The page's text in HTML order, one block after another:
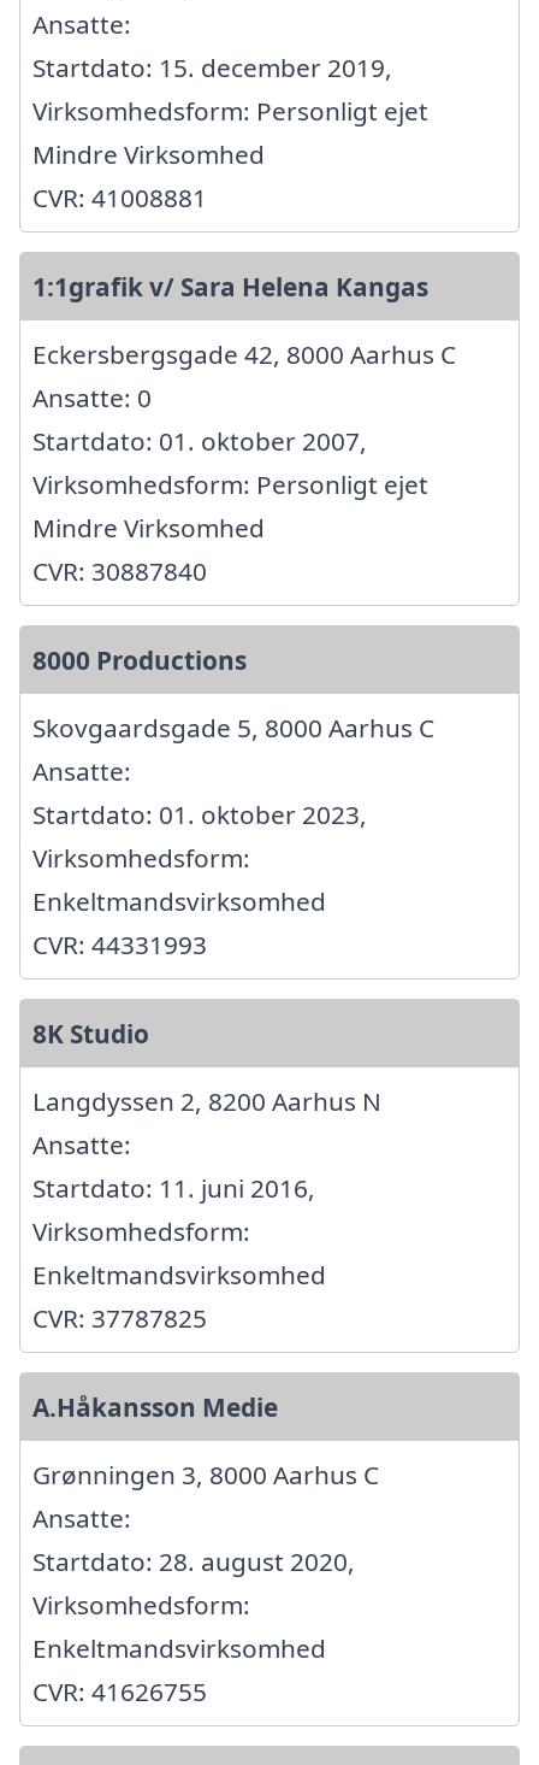
Ansatte:
Startdato: 15. december 2019,
Virksomhedsform: Personligt ejet
Mindre Virksomhed
CVR: 41008881
1:1grafik v/ Sara Helena Kangas
Eckersbergsgade 42, 8000 Aarhus C
Ansatte: 0
Startdato: 01. oktober 2007,
Virksomhedsform: Personligt ejet
Mindre Virksomhed
CVR: 30887840
8000 Productions
Skovgaardsgade 5, 8000 Aarhus C
Ansatte:
Startdato: 01. oktober 2023,
Virksomhedsform:
Enkeltmandsvirksomhed
CVR: 44331993
8K Studio
Langdyssen 2, 8200 Aarhus N
Ansatte:
Startdato: 11. juni 2016,
Virksomhedsform:
Enkeltmandsvirksomhed
CVR: 37787825
A.Håkansson Medie
Grønningen 3, 8000 Aarhus C
Ansatte:
Startdato: 28. august 2020,
Virksomhedsform:
Enkeltmandsvirksomhed
CVR: 41626755